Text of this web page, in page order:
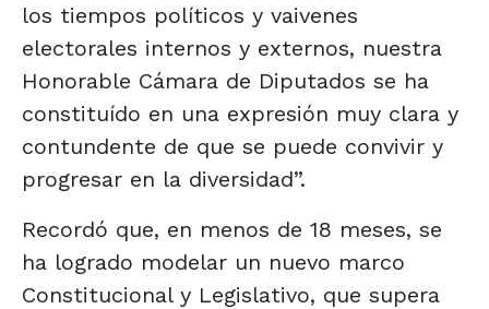
los tiempos políticos y vaivenes
electorales internos y externos, nuestra
Honorable Cámara de Diputados se ha
constituído en una expresión muy clara y
contundente de que se puede convivir y
progresar en la diversidad”.
Recordó que, en menos de 18 meses, se
ha logrado modelar un nuevo marco
Constitucional y Legislativo, que supera